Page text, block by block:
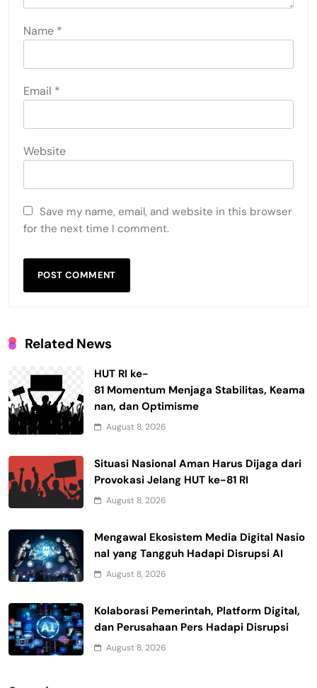
Name *
Email *
Website
Save my name, email, and website in this browser
for the next time I comment.
Related News
HUT RI ke-
81 Momentum Menjaga Stabilitas, Keama
nan, dan Optimisme
August 8, 2026
Situasi Nasional Aman Harus Dijaga dari
Provokasi Jelang HUT ke-81 RI
August 8, 2026
Mengawal Ekosistem Media Digital Nasio
nal yang Tangguh Hadapi Disrupsi AI
August 8, 2026
Kolaborasi Pemerintah, Platform Digital,
dan Perusahaan Pers Hadapi Disrupsi
August 8, 2026